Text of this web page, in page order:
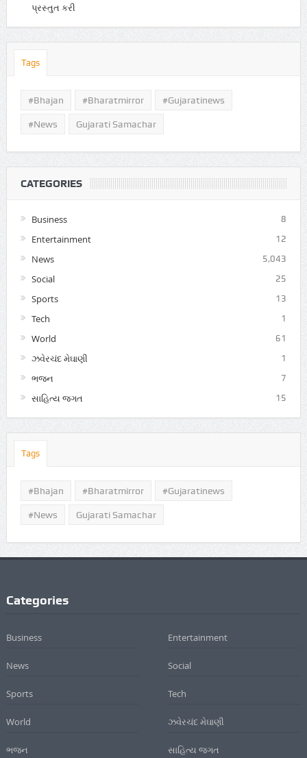
પ્રસ્તુત કરી
Tags
#Bhajan #bharatmirror #gujaratinews
#news Gujarati Samachar
CATEGORIES
Business 8
Entertainment 12
News 5,043
Social 25
Sports 13
Tech 1
World 61
ઝવેરચંદ મેઘાણી 1
ભજન 7
સાહિત્ય જગત 15
Tags
#Bhajan #bharatmirror #gujaratinews
#news Gujarati Samachar
Categories
Business Entertainment
News Social
Sports Tech
World ઝવેરચંદ મેઘાણી
ભજન સાહિત્ય જગત